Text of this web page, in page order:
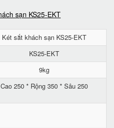
Két sắt khách sạn KS25-EKT
KS25-EKT
9kg
Cao 250 * Rộng 350 * Sâu 250